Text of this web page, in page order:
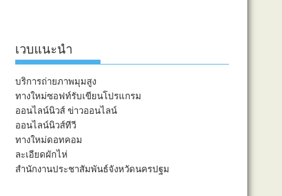
เวบแนะนำ
บริการถ่ายภาพมุมสูง
ทางใหม่ซอฟท์รับเขียนโปรแกรม
ออนไลน์นิวส์ ข่าวออนไลน์
ออนไลน์นิวส์ทีวี
ทางใหม่ดอทคอม
ละเอียดผักไห่
สำนักงานประชาสัมพันธ์จังหวัดนครปฐม